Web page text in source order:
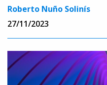
Roberto Nuño Solinís
27/11/2023